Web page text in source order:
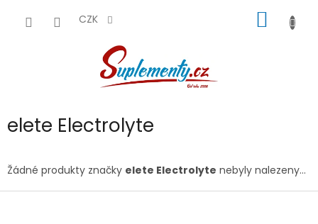
CZK
KOŠÍK
elete Electrolyte
Žádné produkty značky elete Electrolyte nebyly nalezeny...
Z